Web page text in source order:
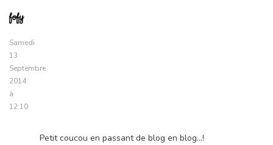
fofy
Samedi
13
Septembre
2014
à
12:10
Petit coucou en passant de blog en blog…!